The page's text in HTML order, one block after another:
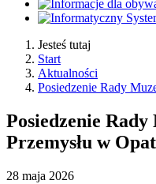
Jesteś tutaj
Start
Aktualności
Posiedzenie Rady
Posiedzenie
Przemysłu w
28 maja 2026